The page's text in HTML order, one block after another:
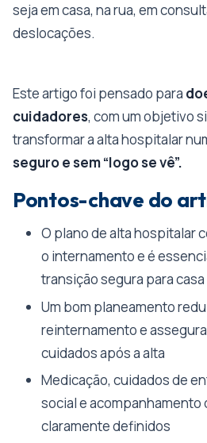
seja em casa, na rua, em
deslocações.
Este artigo foi pensado para
cuidadores, com um objetivo
transformar a alta hospitalar
seguro e sem “logo se vê”.
Pontos-chave do
O plano de alta hospitalar
o internamento e é
transição segura para casa
Um bom planeamento
reinternamento e
cuidados após a alta
Medicação, cuidados de
social e acompanhamento
claramente definidos